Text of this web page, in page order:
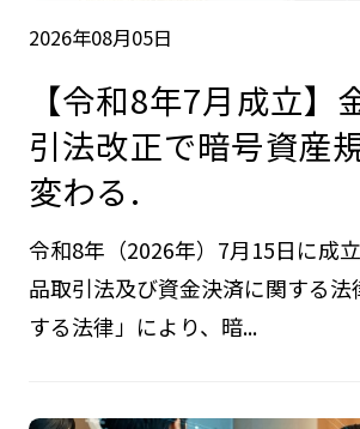
2026年08月05日
【令和8年7月成立】
引法改正で暗号資産
変わる.
令和8年（2026年）7月15日に成
品取引法及び資金決済に関する法
する法律」により、暗...